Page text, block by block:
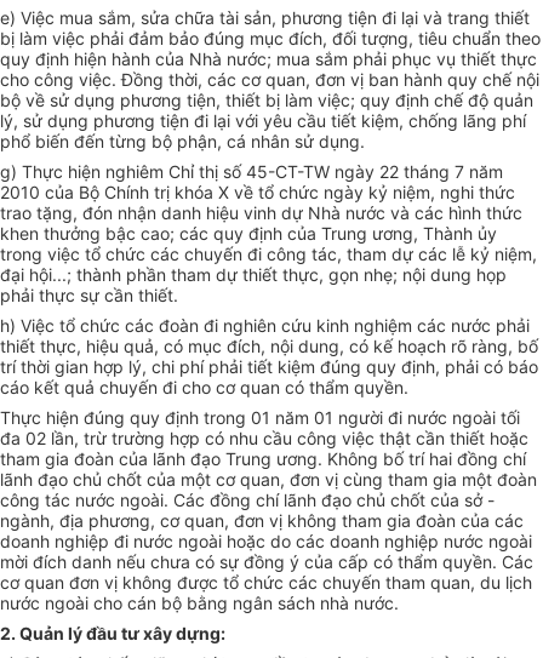
e) Việc mua sắm, sửa chữa tài sản, phương tiện đi lại và trang thiết
bị làm việc phải đảm bảo đúng mục đích, đối tượng, tiêu chuẩn theo
quy định hiện hành của Nhà nước; mua sắm phải phục vụ thiết thực
cho công việc. Đồng thời, các cơ quan, đơn vị ban hành quy chế nội
bộ về sử dụng phương tiện, thiết bị làm việc; quy định chế độ quản
lý, sử dụng phương tiện đi lại với yêu cầu tiết kiệm, chống lãng phí
phổ biến đến từng bộ phận, cá nhân sử dụng.
g) Thực hiện nghiêm Chỉ thị số 45-CT-TW ngày 22 tháng 7 năm
2010 của Bộ Chính trị khóa X về tổ chức ngày kỷ niệm, nghi thức
trao tặng, đón nhận danh hiệu vinh dự Nhà nước và các hình thức
khen thưởng bậc cao; các quy định của Trung ương, Thành ủy
trong việc tổ chức các chuyến đi công tác, tham dự các lễ kỷ niệm,
đại hội...; thành phần tham dự thiết thực, gọn nhẹ; nội dung họp
phải thực sự cần thiết.
h) Việc tổ chức các đoàn đi nghiên cứu kinh nghiệm các nước phải
thiết thực, hiệu quả, có mục đích, nội dung, có kế hoạch rõ ràng, bố
trí thời gian hợp lý, chi phí phải tiết kiệm đúng quy định, phải có báo
cáo kết quả chuyến đi cho cơ quan có thẩm quyền.
Thực hiện đúng quy định trong 01 năm 01 người đi nước ngoài tối
đa 02 lần, trừ trường hợp có nhu cầu công việc thật cần thiết hoặc
tham gia đoàn của lãnh đạo Trung ương. Không bố trí hai đồng chí
lãnh đạo chủ chốt của một cơ quan, đơn vị cùng tham gia một đoàn
công tác nước ngoài. Các đồng chí lãnh đạo chủ chốt của sở -
ngành, địa phương, cơ quan, đơn vị không tham gia đoàn của các
doanh nghiệp đi nước ngoài hoặc do các doanh nghiệp nước ngoài
mời đích danh nếu chưa có sự đồng ý của cấp có thẩm quyền. Các
cơ quan đơn vị không được tổ chức các chuyến tham quan, du lịch
nước ngoài cho cán bộ bằng ngân sách nhà nước.
2. Quản lý đầu tư xây dựng: